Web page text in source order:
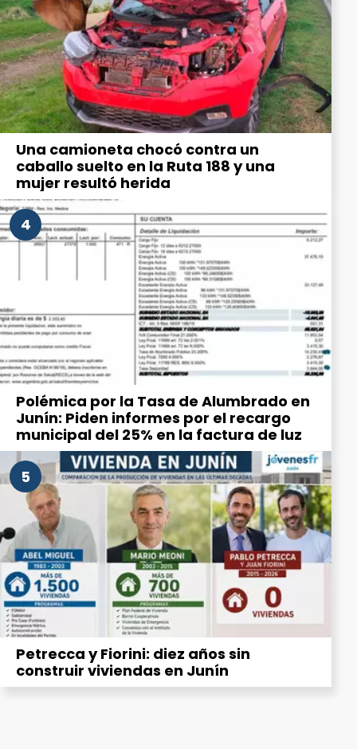
Una camioneta chocó contra un
caballo suelto en la Ruta 188 y una
mujer resultó herida
4
Polémica por la Tasa de Alumbrado en
Junín: Piden informes por el recargo
municipal del 25% en la factura de luz
5
Petrecca y Fiorini: diez años sin
construir viviendas en Junín